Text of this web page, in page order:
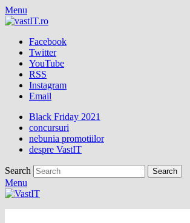
Menu
Facebook
Twitter
YouTube
RSS
Instagram
Email
Black Friday 2021
concursuri
nebunia promotiilor
despre VastIT
Search
Menu